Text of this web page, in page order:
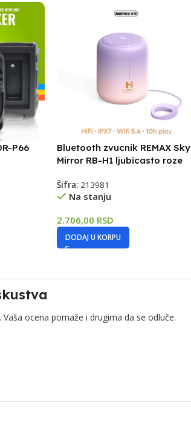
P66
Bluetooth zvucnik REMAX Sky
Mirror RB-H1 ljubicasto roze
Šifra:213981
Na stanju
2.706,00 RSD
DODAJ U KORPU
ocena pomaže i drugima da se odluče.